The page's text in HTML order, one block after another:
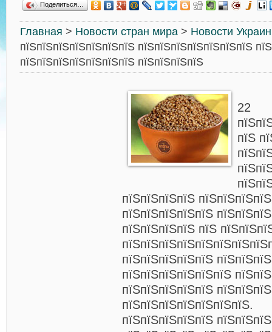
Поделиться…
Главная > Новости стран мира > Новости
пїЅпїЅпїЅпїЅпїЅпїЅпїЅ пїЅпїЅпїЅпїЅпїЅпїЅпїЅ
пїЅпїЅпїЅпїЅпїЅпїЅпїЅ пїЅпїЅпїЅпїЅ
22
пїЅ
пїЅпїЅпїЅпїЅ
пїЅпїЅпїЅпїЅпїЅ
пїЅпїЅпїЅпїЅ пїЅ
пїЅпїЅпїЅпїЅпїЅ
пїЅпїЅпїЅпїЅпїЅпїЅ
пїЅпїЅпїЅпїЅпїЅ
пїЅпїЅпїЅпїЅпїЅпїЅпїЅ.
пїЅпїЅпїЅпїЅпїЅ